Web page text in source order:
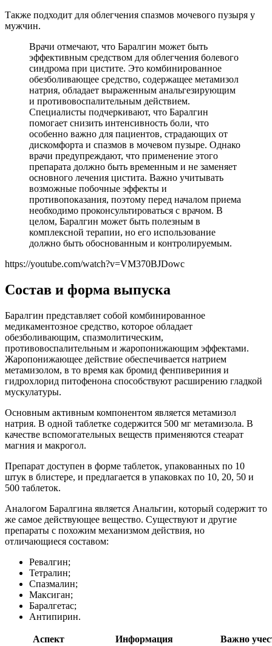
Также подходит для облегчения спазмов мочевого пузыря у
мужчин.
Врачи отмечают, что Баралгин может быть
эффективным средством для облегчения болевого
синдрома при цистите. Это комбинированное
обезболивающее средство, содержащее метамизол
натрия, обладает выраженным анальгезирующим
и противовоспалительным действием.
Специалисты подчеркивают, что Баралгин
помогает снизить интенсивность боли, что
особенно важно для пациентов, страдающих от
дискомфорта и спазмов в мочевом пузыре. Однако
врачи предупреждают, что применение этого
препарата должно быть временным и не заменяет
основного лечения цистита. Важно учитывать
возможные побочные эффекты и
противопоказания, поэтому перед началом приема
необходимо проконсультироваться с врачом. В
целом, Баралгин может быть полезным в
комплексной терапии, но его использование
должно быть обоснованным и контролируемым.
https://youtube.com/watch?v=VM370BJDowc
Состав и форма выпуска
Баралгин представляет собой комбинированное
медикаментозное средство, которое обладает
обезболивающим, спазмолитическим,
противовоспалительным и жаропонижающим эффектами.
Жаропонижающее действие обеспечивается натрием
метамизолом, в то время как бромид фенпивериния и
гидрохлорид питофенона способствуют расширению гладкой
мускулатуры.
Основным активным компонентом является метамизол
натрия. В одной таблетке содержится 500 мг метамизола. В
качестве вспомогательных веществ применяются стеарат
магния и макрогол.
Препарат доступен в форме таблеток, упакованных по 10
штук в блистере, и предлагается в упаковках по 10, 20, 50 и
500 таблеток.
Аналогом Баралгина является Анальгин, который содержит то
же самое действующее вещество. Существуют и другие
препараты с похожим механизмом действия, но
отличающиеся составом:
Ревалгин;
Тетралин;
Спазмалин;
Максиган;
Баралгетас;
Антипирин.
Аспект Информация Важно